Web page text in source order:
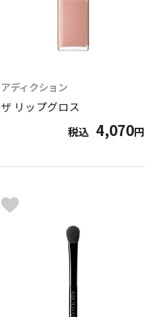
アディクション
ザ リップグロス
税込 4,070円